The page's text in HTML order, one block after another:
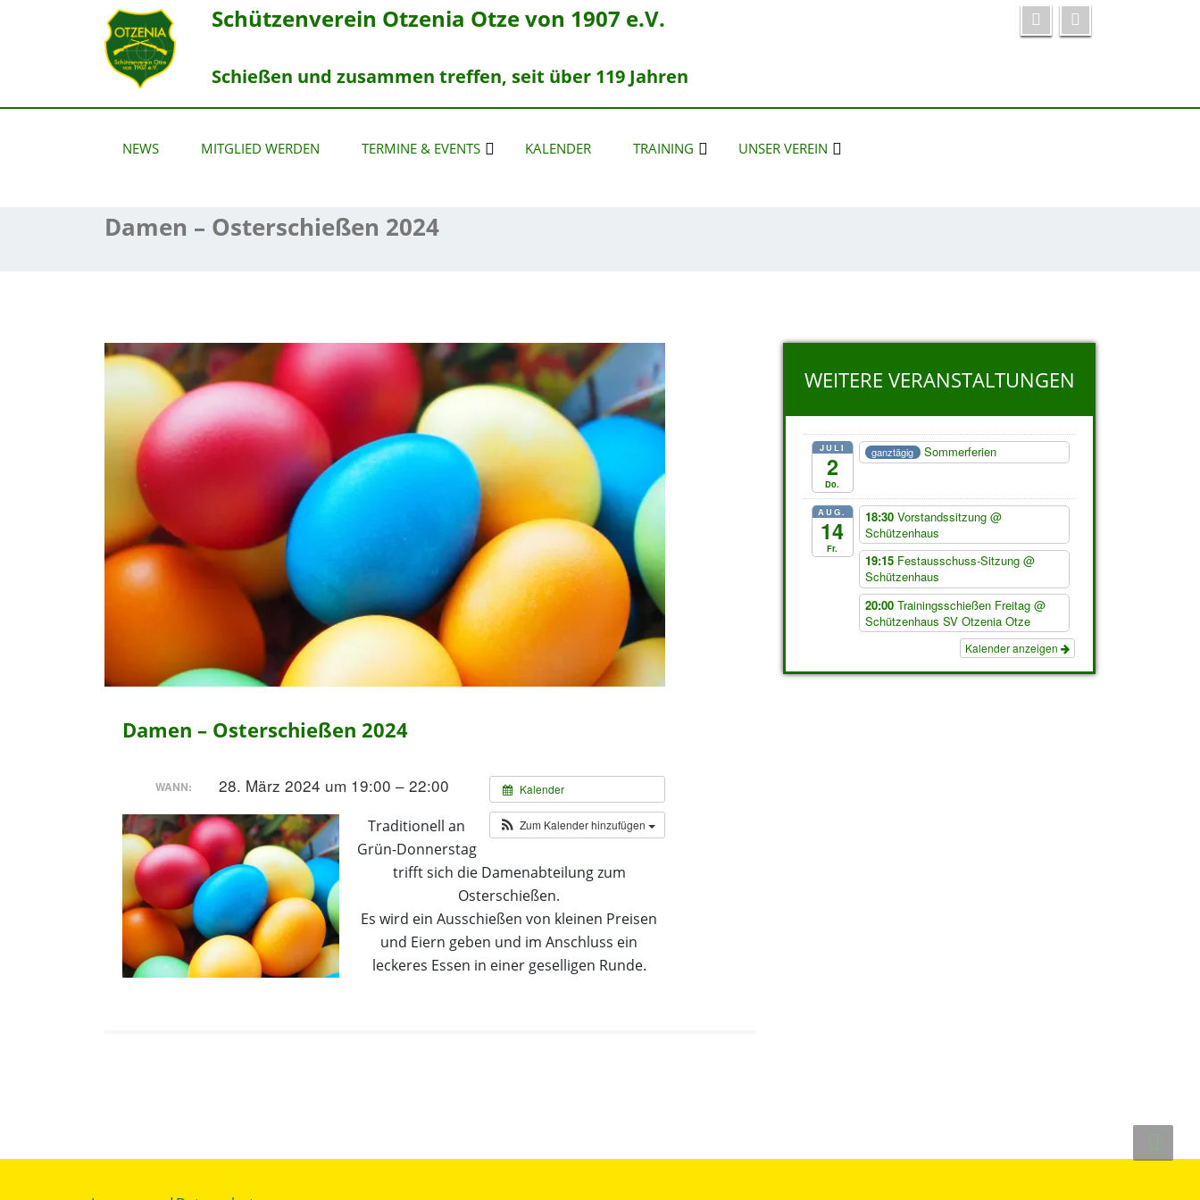
Schützenverein Otzenia Otze von 1907 e.V.
Schießen und zusammen treffen, seit über 119 Jahren
NEWS MITGLIED WERDEN TERMINE & EVENTS KALENDER TRAINING UNSER VEREIN
Damen – Osterschießen 2024
Damen – Osterschießen 2024
Kalender
Zum Kalender hinzufügen
WANN: 28. März 2024 um 19:00 – 22:00
Traditionell an
Grün-Donnerstag
trifft sich die Damenabteilung zum
Osterschießen.
Es wird ein Ausschießen von kleinen Preisen
und Eiern geben und im Anschluss ein
leckeres Essen in einer geselligen Runde.
WEITERE VERANSTALTUNGEN
JULI
2
Do.
ganztägig Sommerferien
AUG.
14
Fr.
18:30 Vorstandssitzung @
Schützenhaus
19:15 Festausschuss-Sitzung @
Schützenhaus
20:00 Trainingsschießen Freitag @
Schützenhaus SV Otzenia Otze
Kalender anzeigen